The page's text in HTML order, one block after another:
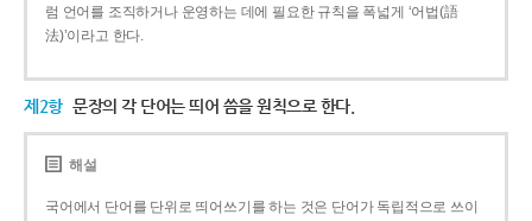
럼 언어를 조직하거나 운영하는 데에 필요한 규칙을 폭넓게 ‘어법(語
法)’이라고 한다.
제2항 문장의 각 단어는 띄어 씀을 원칙으로 한다.
해설
국어에서 단어를 단위로 띄어쓰기를 하는 것은 단어가 독립적으로 쓰이